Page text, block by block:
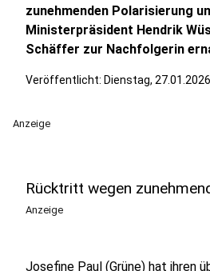
zunehmenden Polarisierung
Ministerpräsident Hendrik
Schäffer zur Nachfolgerin
Veröffentlicht: Dienstag,
Anzeige
Rücktritt wegen
Anzeige
Josefine Paul (Grüne) hat ihren